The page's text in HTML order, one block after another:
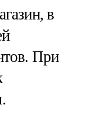
в
При